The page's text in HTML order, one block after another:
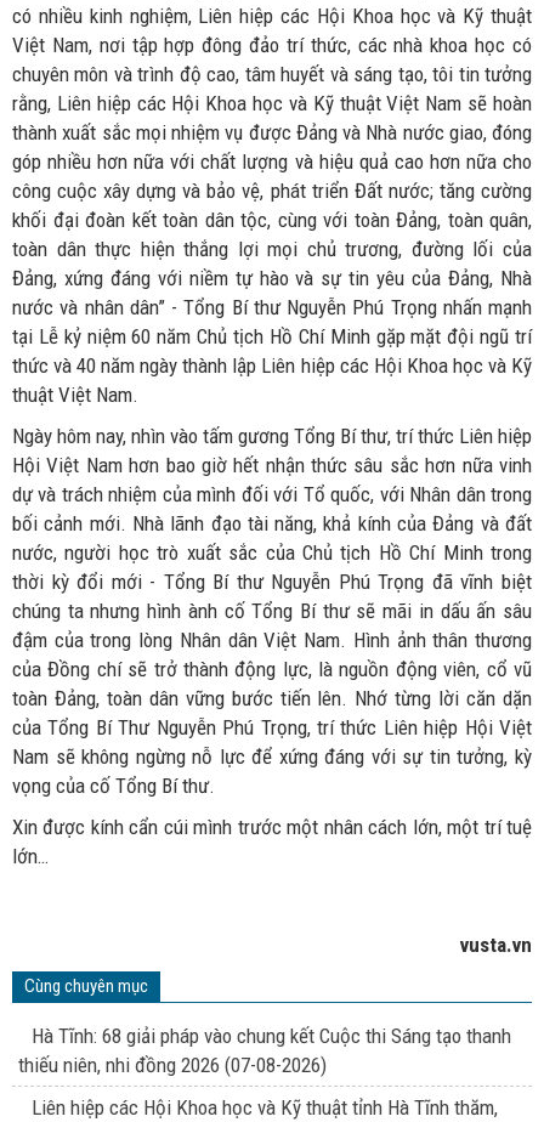
có nhiều kinh nghiệm, Liên hiệp các Hội Khoa học và Kỹ thuật
Việt Nam, nơi tập hợp đông đảo trí thức, các nhà khoa học có
chuyên môn và trình độ cao, tâm huyết và sáng tạo, tôi tin tưởng
rằng, Liên hiệp các Hội Khoa học và Kỹ thuật Việt Nam sẽ hoàn
thành xuất sắc mọi nhiệm vụ được Đảng và Nhà nước giao, đóng
góp nhiều hơn nữa với chất lượng và hiệu quả cao hơn nữa cho
công cuộc xây dựng và bảo vệ, phát triển Đất nước; tăng cường
khối đại đoàn kết toàn dân tộc, cùng với toàn Đảng, toàn quân,
toàn dân thực hiện thắng lợi mọi chủ trương, đường lối của
Đảng, xứng đáng với niềm tự hào và sự tin yêu của Đảng, Nhà
nước và nhân dân” - Tổng Bí thư Nguyễn Phú Trọng nhấn mạnh
tại Lễ kỷ niệm 60 năm Chủ tịch Hồ Chí Minh gặp mặt đội ngũ trí
thức và 40 năm ngày thành lập Liên hiệp các Hội Khoa học và Kỹ
thuật Việt Nam.
Ngày hôm nay, nhìn vào tấm gương Tổng Bí thư, trí thức Liên hiệp
Hội Việt Nam hơn bao giờ hết nhận thức sâu sắc hơn nữa vinh
dự và trách nhiệm của mình đối với Tổ quốc, với Nhân dân trong
bối cảnh mới. Nhà lãnh đạo tài năng, khả kính của Đảng và đất
nước, người học trò xuất sắc của Chủ tịch Hồ Chí Minh trong
thời kỳ đổi mới - Tổng Bí thư Nguyễn Phú Trọng đã vĩnh biệt
chúng ta nhưng hình ành cố Tổng Bí thư sẽ mãi in dấu ấn sâu
đậm của trong lòng Nhân dân Việt Nam. Hình ảnh thân thương
của Đồng chí sẽ trở thành động lực, là nguồn động viên, cổ vũ
toàn Đảng, toàn dân vững bước tiến lên. Nhớ từng lời căn dặn
của Tổng Bí Thư Nguyễn Phú Trọng, trí thức Liên hiệp Hội Việt
Nam sẽ không ngừng nỗ lực để xứng đáng với sự tin tưởng, kỳ
vọng của cố Tổng Bí thư.
Xin được kính cẩn cúi mình trước một nhân cách lớn, một trí tuệ
lớn…
vusta.vn
Cùng chuyên mục
Hà Tĩnh: 68 giải pháp vào chung kết Cuộc thi Sáng tạo thanh
thiếu niên, nhi đồng 2026 (07-08-2026)
Liên hiệp các Hội Khoa học và Kỹ thuật tỉnh Hà Tĩnh thăm,